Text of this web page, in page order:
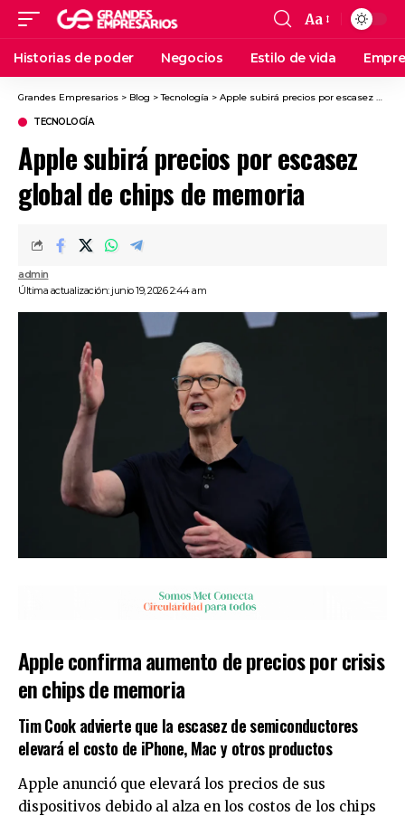
Aa
Historias de poder Negocios Estilo de vida
Grandes Empresarios > Blog >Tecnología > Apple subirá precios por escasez global de chips de memoria
TECNOLOGÍA
Apple subirá precios por escasez
global de chips de memoria
Última actualización: junio 19, 2026 2:44 am
admin
Apple confirma aumento de precios por crisis
en chips de memoria
Tim Cook advierte que la escasez de semiconductores
elevará el costo de iPhone, Mac y otros productos
Apple anunció que elevará los precios de sus
dispositivos debido al alza en los costos de los chips